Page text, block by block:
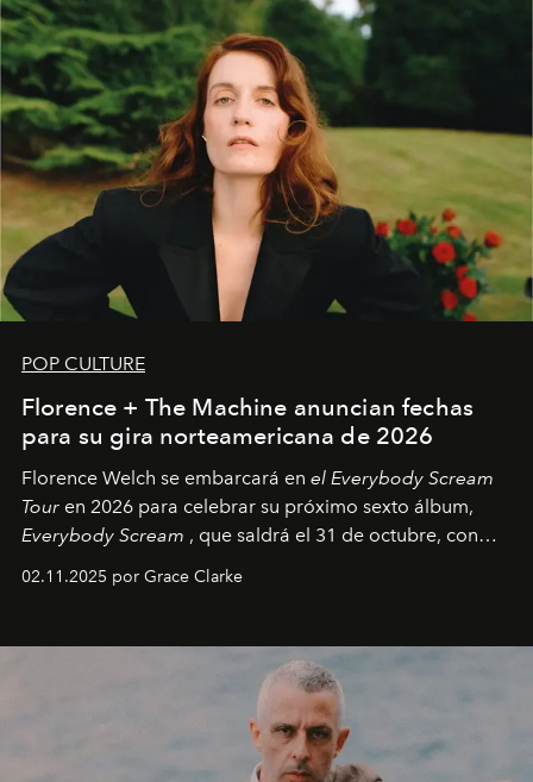
POP CULTURE
Florence + The Machine anuncian fechas
para su gira norteamericana de 2026
Florence Welch se embarcará en el Everybody Scream
Tour en 2026 para celebrar su próximo sexto álbum,
Everybody Scream , que saldrá el 31 de octubre, con
02.11.2025 por Grace Clarke